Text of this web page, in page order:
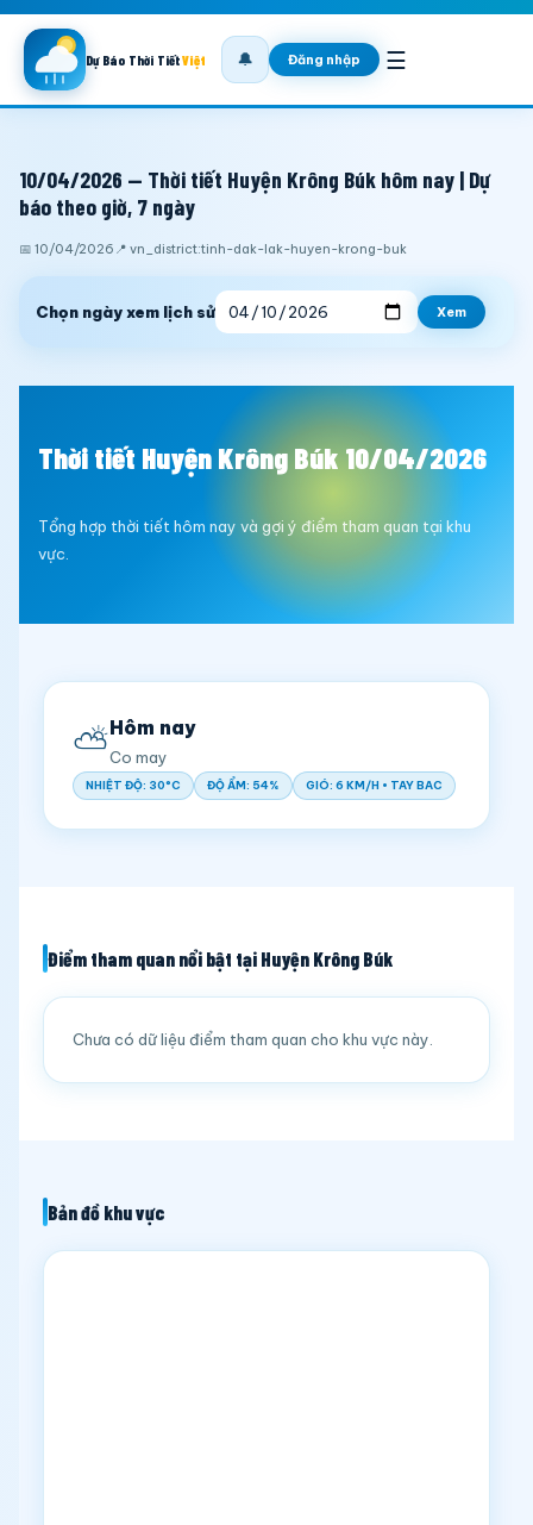
Dự Báo Thời TiếtViệt 🔔 Đăng nhập ☰
10/04/2026 — Thời tiết Huyện Krông Búk hôm nay | Dự
báo theo giờ, 7 ngày
📅 10/04/2026 📍 vn_district:tinh-dak-lak-huyen-krong-buk
Chọn ngày xem lịch sử Xem
Thời tiết Huyện Krông Búk 10/04/2026
Tổng hợp thời tiết hôm nay và gợi ý điểm tham quan tại khu
vực.
⛅Hôm nay
Co may
NHIỆT ĐỘ: 30°C ĐỘ ẨM: 54% GIÓ: 6 KM/H • TAY BAC
Điểm tham quan nổi bật tại Huyện Krông Búk
Chưa có dữ liệu điểm tham quan cho khu vực này.
Bản đồ khu vực